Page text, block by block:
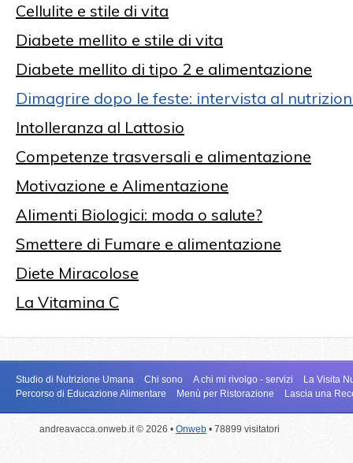
Cellulite e stile di vita
Diabete mellito e stile di vita
Diabete mellito di tipo 2 e alimentazione
Dimagrire dopo le feste: intervista al
Intolleranza al Lattosio
Competenze trasversali e alimentazione
Motivazione e Alimentazione
Alimenti Biologici: moda o salute?
Smettere di Fumare e alimentazione
Diete Miracolose
La Vitamina C
Studio di Nutrizione Umana Chi sono A chi mi rivolgo - servizi
La Visita
Percorso di Educazione Alimentare
Menù per Ristorazione Lascia una
andreavacca.onweb.it © 2026 • Onweb • 78899 visitatori